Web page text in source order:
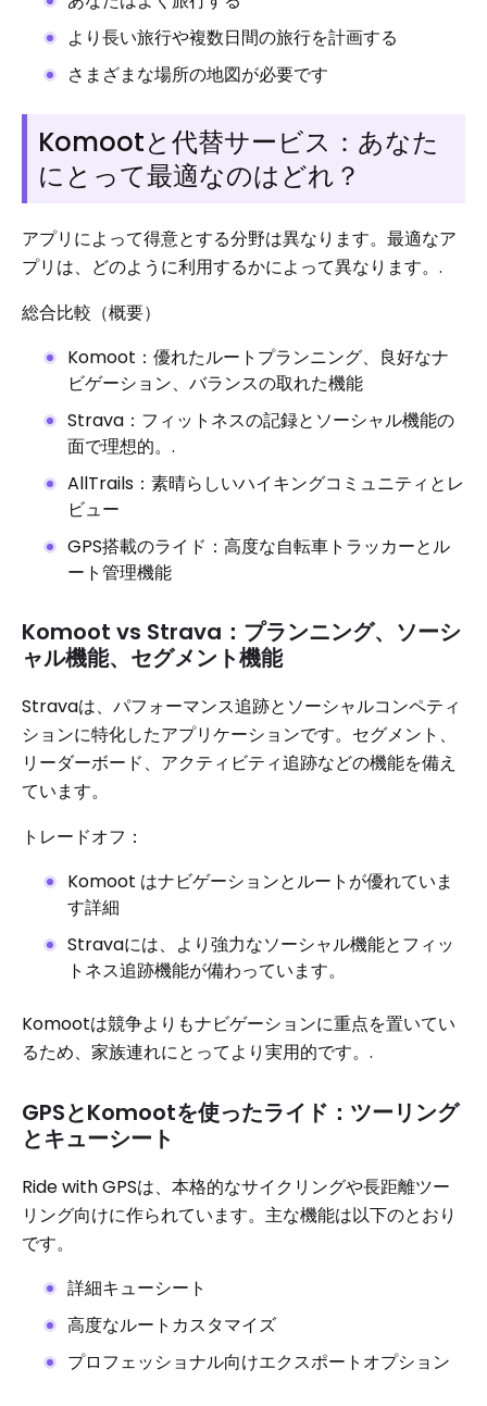
より長い旅行や複数日間の旅行を計画する
さまざまな場所の地図が必要です
Komootと代替サービス：あなた
にとって最適なのはどれ？
アプリによって得意とする分野は異なります。最適なア
プリは、どのように利用するかによって異なります。.
総合比較（概要）
Komoot：優れたルートプランニング、良好なナ
ビゲーション、バランスの取れた機能
Strava：フィットネスの記録とソーシャル機能の
面で理想的。.
AllTrails：素晴らしいハイキングコミュニティとレ
ビュー
GPS搭載のライド：高度な自転車トラッカーとル
ート管理機能
Komoot vs Strava：プランニング、ソーシ
ャル機能、セグメント機能
Stravaは、パフォーマンス追跡とソーシャルコンペティ
ションに特化したアプリケーションです。セグメント、
リーダーボード、アクティビティ追跡などの機能を備え
ています。
トレードオフ：
Komoot はナビゲーションとルートが優れていま
す詳細
Stravaには、より強力なソーシャル機能とフィッ
トネス追跡機能が備わっています。
Komootは競争よりもナビゲーションに重点を置いてい
るため、家族連れにとってより実用的です。.
GPSとKomootを使ったライド：ツーリング
とキューシート
Ride with GPSは、本格的なサイクリングや長距離ツー
リング向けに作られています。主な機能は以下のとおり
です。
詳細キューシート
高度なルートカスタマイズ
プロフェッショナル向けエクスポートオプション